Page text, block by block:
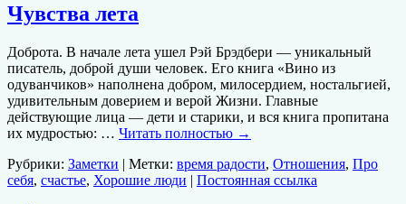
Чувства лета
Доброта. В начале лета ушел Рэй Брэдбери — уникальный
писатель, доброй души человек. Его книга «Вино из
одуванчиков» наполнена добром, милосердием, ностальгией,
удивительным доверием и верой Жизни. Главные
действующие лица — дети и старики, и вся книга пропитана
их мудростью: … Читать полностью →
Рубрики: Заметки | Метки: время радости, Отношения, Про
себя, счастье, Хорошие люди | Постоянная ссылка